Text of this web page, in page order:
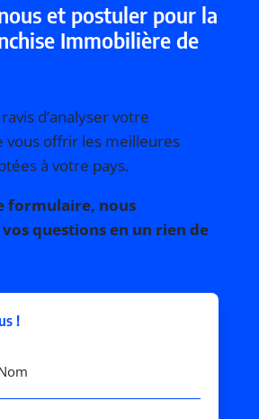
et postuler pour la
Immobilière de
d’analyser votre
vous offrir les meilleures
à votre pays.
formulaire, nous
questions en un rien de
!